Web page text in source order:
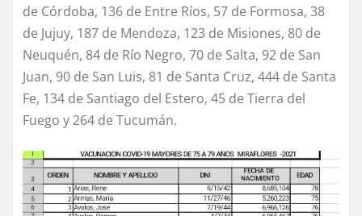
de Córdoba, 136 de Entre Ríos, 57 de Formosa, 38
de Jujuy, 187 de Mendoza, 123 de Misiones, 80 de
Neuquén, 84 de Río Negro, 70 de Salta, 92 de San
Juan, 90 de San Luis, 81 de Santa Cruz, 444 de Santa
Fe, 134 de Santiago del Estero, 45 de Tierra del
Fuego y 264 de Tucumán.